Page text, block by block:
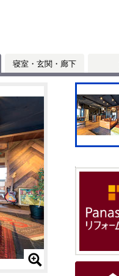
寝室・玄関・廊下